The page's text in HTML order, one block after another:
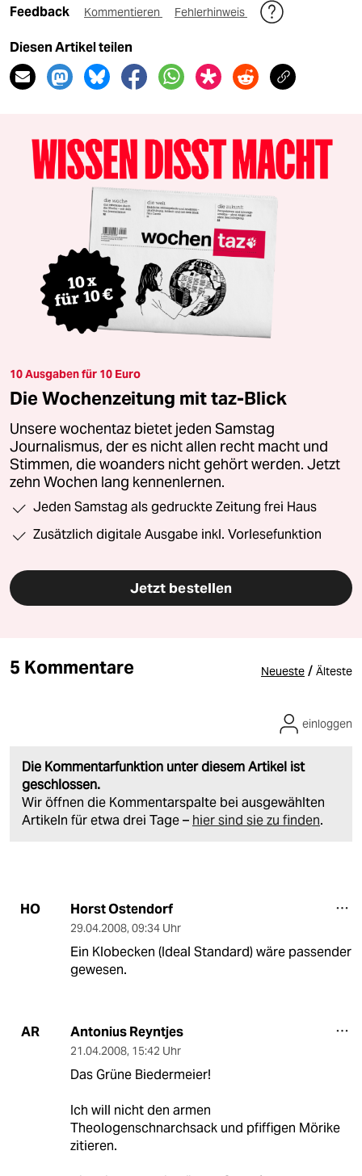
Feedback Kommentieren Fehlerhinweis
Diesen Artikel teilen
10 Ausgaben für 10 Euro
Die Wochenzeitung mit taz-Blick
Unsere wochentaz bietet jeden Samstag
Journalismus, der es nicht allen recht macht und
Stimmen, die woanders nicht gehört werden. Jetzt
zehn Wochen lang kennenlernen.
Jeden Samstag als gedruckte Zeitung frei Haus
Zusätzlich digitale Ausgabe inkl. Vorlesefunktion
Jetzt bestellen
5 Kommentare Neueste / Älteste
Die Kommentarfunktion unter diesem Artikel ist
geschlossen.
Wir öffnen die Kommentarspalte bei ausgewählten
Artikeln für etwa drei Tage – hier sind sie zu finden.
einloggen
HO Horst Ostendorf
29.04.2008, 09:34 Uhr
Ein Klobecken (Ideal Standard) wäre passender
gewesen.
AR Antonius Reyntjes
21.04.2008, 15:42 Uhr
Das Grüne Biedermeier!
Ich will nicht den armen
Theologenschnarchsack und pfiffigen Mörike
zitieren.